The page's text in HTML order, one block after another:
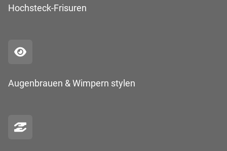
Hochsteck-Frisuren
Augenbrauen & Wimpern stylen